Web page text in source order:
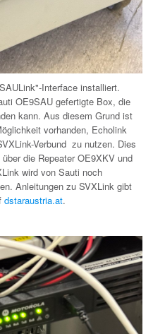
Interface installiert.
OE9SAU gefertigte Box, die
kann. Aus diesem Grund ist
vorhanden, Echolink
Verbund zu nutzen. Dies
die Repeater OE9XKV und
wird von Sauti noch
Anleitungen zu SVXLink gibt
dstaraustria.at.